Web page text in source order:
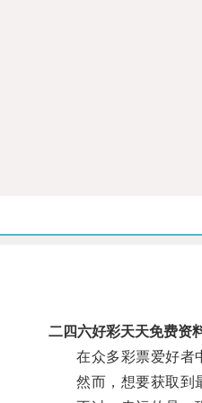
二四六好彩天天免费资
在众多彩票爱好者中
然而，想要获取到最